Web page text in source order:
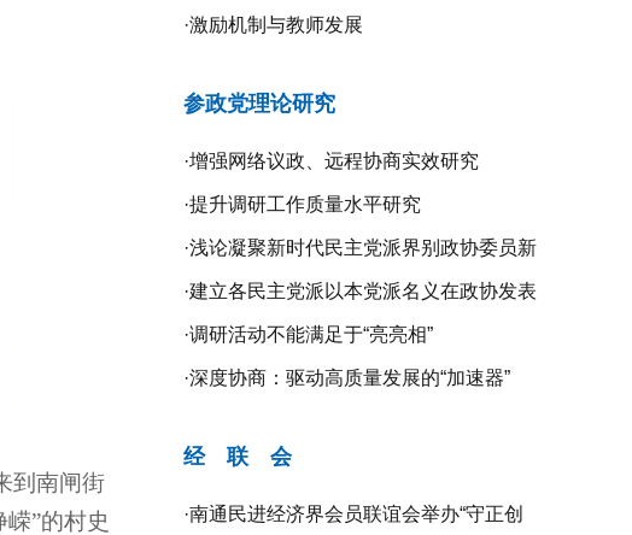
到南闸街
”的村史
·激励机制与教师发展
参政党理论研究
·增强网络议政、远程协商实效研究
·提升调研工作质量水平研究
·浅论凝聚新时代民主党派界别政协委员新
共识的新路径
·建立各民主党派以本党派名义在政协发表
意见的制度机制研究
·调研活动不能满足于“亮亮相”
·深度协商：驱动高质量发展的“加速器”
经 联 会
·南通民进经济界会员联谊会举办“守正创